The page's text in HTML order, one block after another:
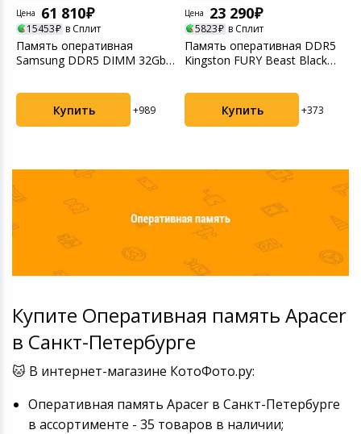
Цена
61 810
15453 в Сплит
Память оперативная
Samsung DDR5 DIMM 32Gb
Купить +989
Цена
23 290
5823 в Сплит
Память оперативная DDR5
Kingston FURY Beast Black
Купить +373
Купите Оперативная память Apacer
в Санкт-Петербурге
🐱 В интернет-магазине КотоФото.ру:
Оперативная память Apacer в Санкт-Петербурге
в ассортименте - 35 товаров в наличии;